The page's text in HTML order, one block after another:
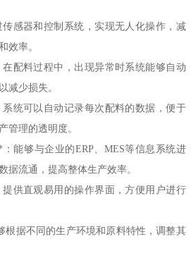
感器和控制系统，实现无人化操作，减
效率。
配料过程中，出现异常时系统能够自动
减少损失。
统可以自动记录每次配料的数据，便于
管理的透明度。
能够与企业的ERP、MES等信息系统进
据流通，提高整体生产效率。
供直观易用的操作界面，方便用户进行
据不同的生产环境和原料特性，调整其